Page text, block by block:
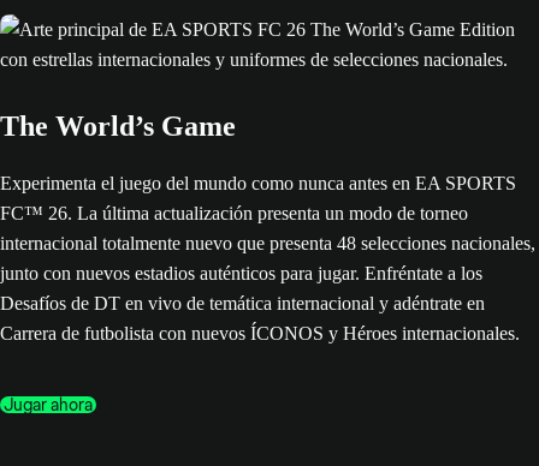
The World’s Game
Experimenta el juego del mundo como nunca antes en EA SPORTS
FC™ 26. La última actualización presenta un modo de torneo
internacional totalmente nuevo que presenta 48 selecciones nacionales,
junto con nuevos estadios auténticos para jugar. Enfréntate a los
Desafíos de DT en vivo de temática internacional y adéntrate en
Carrera de futbolista con nuevos ÍCONOS y Héroes internacionales.
Jugar ahora